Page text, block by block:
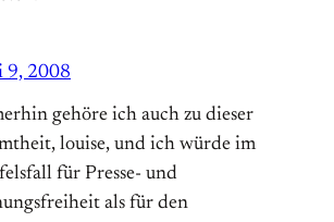
9, 2008
gehöre ich auch zu dieser
louise, und ich würde im
für Presse- und
als für den